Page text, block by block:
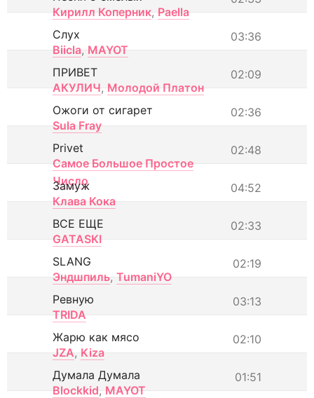
Кирилл Коперник, Paella
03:36
Слух
Biicla, MAYOT
02:09
ПРИВЕТ
АКУЛИЧ, Молодой Платон
02:36
Ожоги от сигарет
Sula Fray
02:48
Privet
Самое Большое Простое
Число
04:52
Замуж
Клава Кока
02:33
ВСЕ ЕЩЕ
GATASKI
02:19
SLANG
Эндшпиль, TumaniYO
03:13
Ревную
TRIDA
02:10
Жарю как мясо
JZA, Kiza
01:51
Думала Думала
Blockkid, MAYOT